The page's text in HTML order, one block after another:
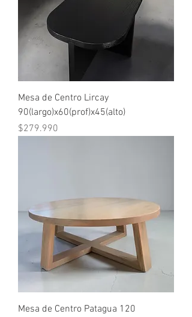
Mesa de Centro Lircay
90(largo)x60(prof)x45(alto)
Precio
$279.990
Mesa de Centro Patagua 120